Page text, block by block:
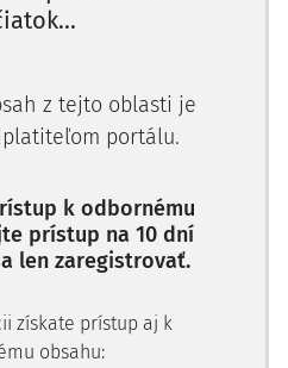
preveriť úroveň ochrany
analýze presné rozdelenie
ochrany a kurately,
. Problémy sa ukazovali
veku, ktoré nemajú
orgánmi, školou či
informácie o stave dieťaťa.
na to, že aktuálne
z tejto oblasti je
portálu.
k odbornému
prístup na 10 dní
len zaregistrovať.
získate prístup aj k
obsahu: